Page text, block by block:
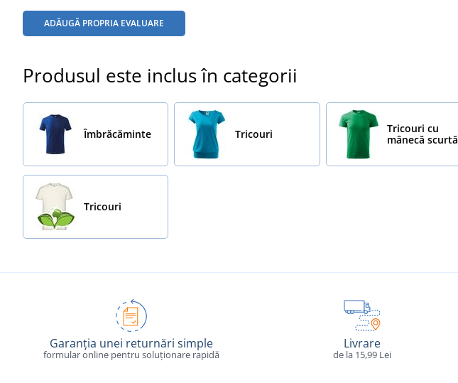
ADĂUGĂ PROPRIA EVALUARE
Produsul este inclus în categorii
Îmbrăcăminte Tricouri
Tricouri cu
mânecă scurtă
Tricouri
Garanția unei returnări simple
formular online pentru soluționare rapidă
Livrare
de la 15,99 Lei